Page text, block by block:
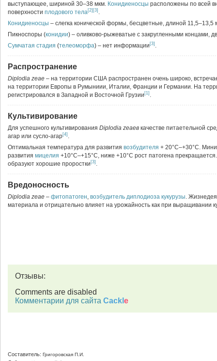
выступающее, шириной 30–38 мкм. Конидиеносцы расположены по всей
поверхности плодового тела[2] [3] .
Конидиеносцы – слегка конической формы, бесцветные, длиной 11,5–13,5
Пикноспоры (конидии) – оливково-рыжеватые с закругленными концами,
Сумчатая стадия (телеоморфа) – нет информации [3] .
Распространение
Diplodia zeae – на территории США распространен очень широко,
на территории Европы в Румыниии, Италии, Франции и Германии. На
регистрировался в Западной и Восточной Грузии [1] .
Культивирование
Для успешного культивирования Diplodia zeaeв качестве питаетельной
агар или сусло-агар[4] .
Оптимальная температура для развития возбудителя + 20°C–+30°C.
развития мицелия +10°C–+15°C, ниже +10°C рост патогена
образуют хорошие проростки [3] .
Вредоносность
Diplodia zeae – фитопатоген, возбудитель диплодиоза кукурузы.
материала и отрицательно влияет на урожайность как при выращивании
Отзывы:
Comments are disabled
Комментарии для сайта Cackl e
Составитель: Григоровская П.И.